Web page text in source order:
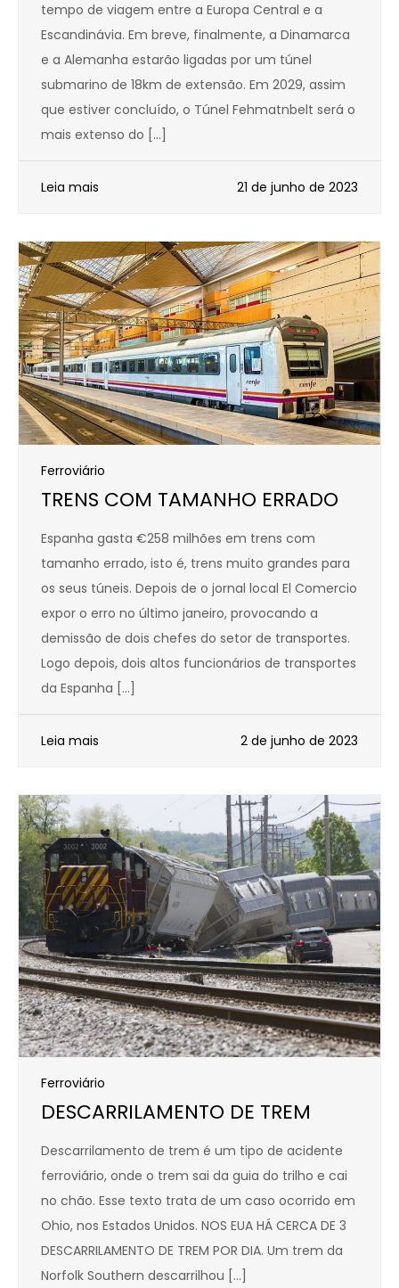
tempo de viagem entre a Europa Central e a
Escandinávia. Em breve, finalmente, a Dinamarca
e a Alemanha estarão ligadas por um túnel
submarino de 18km de extensão. Em 2029, assim
que estiver concluído, o Túnel Fehmatnbelt será o
mais extenso do […]
Leia mais 21 de junho de 2023
Ferroviário
TRENS COM TAMANHO ERRADO
Espanha gasta €258 milhões em trens com
tamanho errado, isto é, trens muito grandes para
os seus túneis. Depois de o jornal local El Comercio
expor o erro no último janeiro, provocando a
demissão de dois chefes do setor de transportes.
Logo depois, dois altos funcionários de transportes
da Espanha […]
Leia mais 2 de junho de 2023
Ferroviário
DESCARRILAMENTO DE TREM
Descarrilamento de trem é um tipo de acidente
ferroviário, onde o trem sai da guia do trilho e cai
no chão. Esse texto trata de um caso ocorrido em
Ohio, nos Estados Unidos. NOS EUA HÁ CERCA DE 3
DESCARRILAMENTO DE TREM POR DIA. Um trem da
Norfolk Southern descarrilhou […]